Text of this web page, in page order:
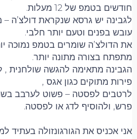
חודשים בטמפ של 12 מעלות.
לגבינה יש גרסא שנקראת דולצ’ה
עובש בפנים וטעם יותר חלבי.
את הדולצ’ה שומרים בטמפ נמוכה
מתפתח בצורה מתונה יותר.
הגבינה מתאימה להגשה שולחנית ,
פירות מתוקים כגון אגס ,
לרטבים לפסטה – פשוט לערבב
פרש, ולהוסיף לדג או לפסטה.
אני אכניס את הגורגונזולה בעתיד